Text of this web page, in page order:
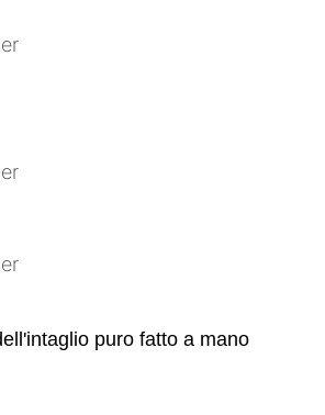
puro fatto a mano